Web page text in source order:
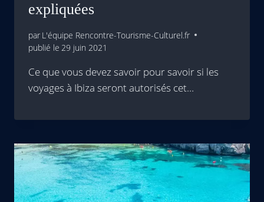
expliquées
par L'équipe Rencontre-Tourisme-Culturel.fr
publié le 29 juin 2021
Ce que vous devez savoir pour savoir si les
voyages à Ibiza seront autorisés cet…